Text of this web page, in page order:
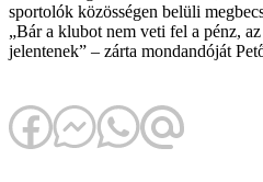
sportolók közösségen belüli
„Bár a klubot nem veti fel a pénz,
jelentenek” – zárta mondandóját